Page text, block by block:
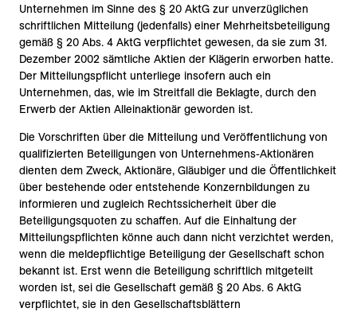
Unternehmen im Sinne des § 20 AktG zur unverzüglichen
schriftlichen Mitteilung (jedenfalls) einer Mehrheitsbeteiligung
gemäß § 20 Abs. 4 AktG verpflichtet gewesen, da sie zum 31.
Dezember 2002 sämtliche Aktien der Klägerin erworben hatte.
Der Mitteilungspflicht unterliege insofern auch ein
Unternehmen, das, wie im Streitfall die Beklagte, durch den
Erwerb der Aktien Alleinaktionär geworden ist.
Die Vorschriften über die Mitteilung und Veröffentlichung von
qualifizierten Beteiligungen von Unternehmens-Aktionären
dienten dem Zweck, Aktionäre, Gläubiger und die Öffentlichkeit
über bestehende oder entstehende Konzernbildungen zu
informieren und zugleich Rechtssicherheit über die
Beteiligungsquoten zu schaffen. Auf die Einhaltung der
Mitteilungspflichten könne auch dann nicht verzichtet werden,
wenn die meldepflichtige Beteiligung der Gesellschaft schon
bekannt ist. Erst wenn die Beteiligung schriftlich mitgeteilt
worden ist, sei die Gesellschaft gemäß § 20 Abs. 6 AktG
verpflichtet, sie in den Gesellschaftsblättern